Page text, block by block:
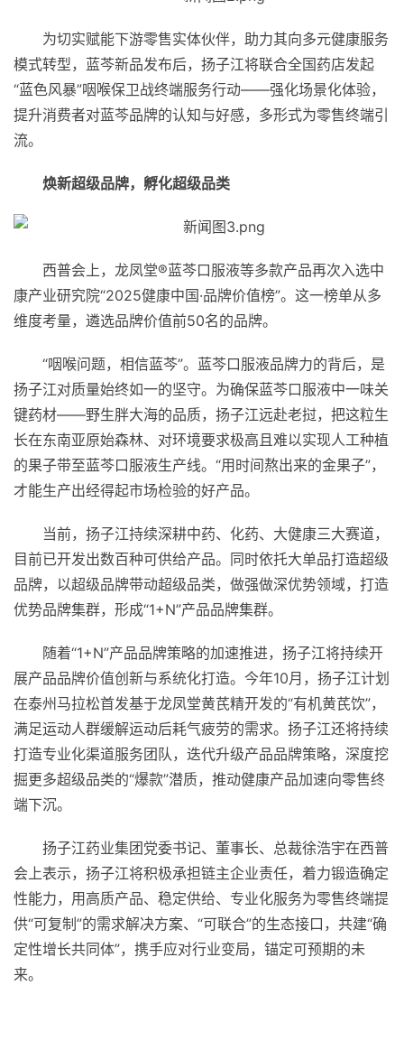
为切实赋能下游零售实体伙伴，助力其向多元健康服务
模式转型，蓝芩新品发布后，扬子江将联合全国药店发起
“蓝色风暴”咽喉保卫战终端服务行动——强化场景化体验，
提升消费者对蓝芩品牌的认知与好感，多形式为零售终端引
流。
焕新超级品牌，孵化超级品类
西普会上，龙凤堂®蓝芩口服液等多款产品再次入选中
康产业研究院“2025健康中国·品牌价值榜”。这一榜单从多
维度考量，遴选品牌价值前50名的品牌。
“咽喉问题，相信蓝芩”。蓝芩口服液品牌力的背后，是
扬子江对质量始终如一的坚守。为确保蓝芩口服液中一味关
键药材——野生胖大海的品质，扬子江远赴老挝，把这粒生
长在东南亚原始森林、对环境要求极高且难以实现人工种植
的果子带至蓝芩口服液生产线。“用时间熬出来的金果子”，
才能生产出经得起市场检验的好产品。
当前，扬子江持续深耕中药、化药、大健康三大赛道，
目前已开发出数百种可供给产品。同时依托大单品打造超级
品牌，以超级品牌带动超级品类，做强做深优势领域，打造
优势品牌集群，形成“1+N”产品品牌集群。
随着“1+N”产品品牌策略的加速推进，扬子江将持续开
展产品品牌价值创新与系统化打造。今年10月，扬子江计划
在泰州马拉松首发基于龙凤堂黄芪精开发的“有机黄芪饮”，
满足运动人群缓解运动后耗气疲劳的需求。扬子江还将持续
打造专业化渠道服务团队，迭代升级产品品牌策略，深度挖
掘更多超级品类的“爆款”潜质，推动健康产品加速向零售终
端下沉。
扬子江药业集团党委书记、董事长、总裁徐浩宇在西普
会上表示，扬子江将积极承担链主企业责任，着力锻造确定
性能力，用高质产品、稳定供给、专业化服务为零售终端提
供“可复制”的需求解决方案、“可联合”的生态接口，共建“确
定性增长共同体”，携手应对行业变局，锚定可预期的未
来。